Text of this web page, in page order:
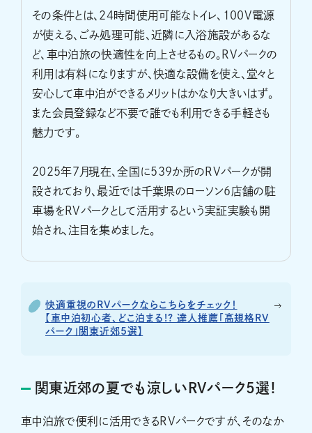
その条件とは、24時間使用可能なトイレ、100V電源
が使える、ごみ処理可能、近隣に入浴施設があるな
ど、車中泊旅の快適性を向上させるもの。RVパークの
利用は有料になりますが、快適な設備を使え、堂々と
安心して車中泊ができるメリットはかなり大きいはず。
また会員登録など不要で誰でも利用できる手軽さも
魅力です。
2025年7月現在、全国に539か所のRVパークが開
設されており、最近では千葉県のローソン6店舗の駐
車場をRVパークとして活用するという実証実験も開
始され、注目を集めました。
快適重視のRVパークならこちらをチェック！
【車中泊初心者、どこ泊まる!? 達人推薦「高規格RV
パーク」関東近郊5選】
関東近郊の夏でも涼しいRVパーク5選！
車中泊旅で便利に活用できるRVパークですが、そのなか